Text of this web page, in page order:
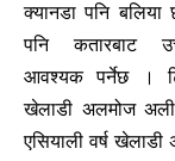
क्यानडा पनि
पनि कतारबाट
आवश्यक पर्नेछ ।
खेलाडी अलमोज
एसियाली वर्ष